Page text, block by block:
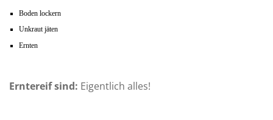
Boden lockern
Unkraut jäten
Ernten
Erntereif sind: Eigentlich alles!